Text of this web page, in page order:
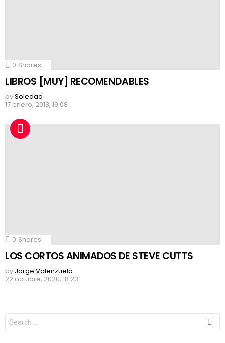
0 Shares
LIBROS [MUY] RECOMENDABLES
bySoledad
17 enero, 2018, 19:08
0 Shares
LOS CORTOS ANIMADOS DE STEVE CUTTS
by Jorge Valenzuela
22 octubre, 2020, 18:23
Search
for: